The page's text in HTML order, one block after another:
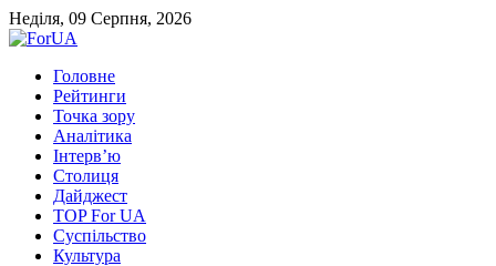
Неділя, 09 Серпня, 2026
Головне
Рейтинги
Точка зору
Аналітика
Інтерв’ю
Столиця
Дайджест
TOP For UA
Суспiльство
Культура